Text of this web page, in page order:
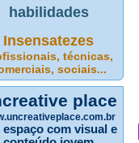
habilidades
Insensatezes
técnicas,
sociais...
place
espaço com visual e